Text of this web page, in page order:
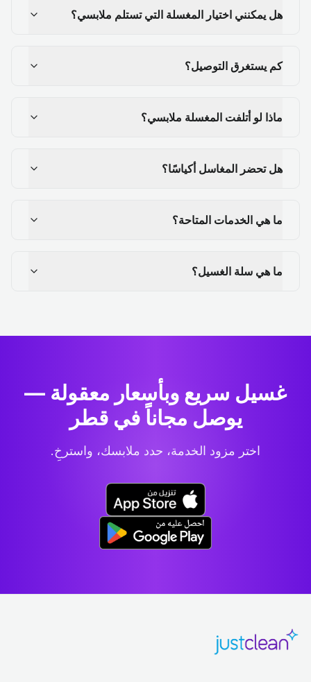
هل يمكنني اختيار المغسلة التي تستلم ملابسي؟
كم يستغرق التوصيل؟
ماذا لو أتلفت المغسلة ملابسي؟
هل تحضر المغاسل أكياسًا؟
ما هي الخدمات المتاحة؟
ما هي سلة الغسيل؟
غسيل سريع وبأسعار معقولة —
يوصل مجاناً في قطر
اختر مزود الخدمة، حدد ملابسك، واسترخِ.